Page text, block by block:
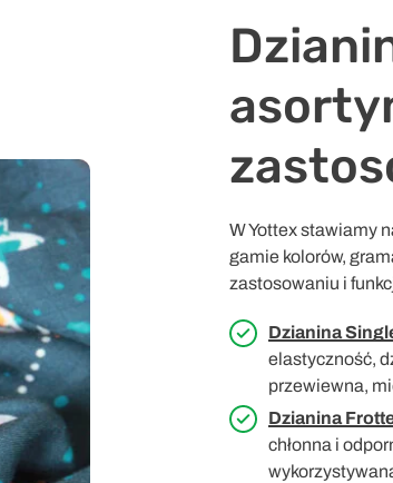
W Yottex stawiamy
gamie kolorów,
zastosowaniu i
Dzianina
elastyczność,
przewiewna,
Dzianina
chłonna i